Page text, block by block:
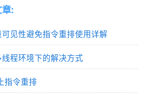
:
见性避免指令重排使用详解
程环境下的解决方式
指令重排